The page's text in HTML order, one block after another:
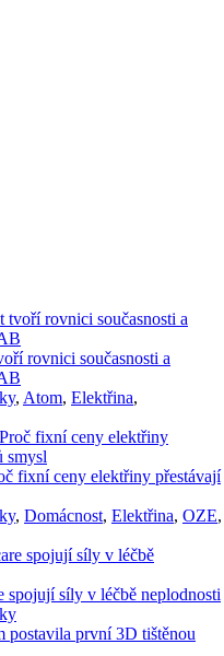
rovnici současnosti a
, Atom, Elektřina,
fixní ceny elektřiny přestávají
, Domácnost, Elektřina, OZE,
spojují síly v léčbě neplodnosti